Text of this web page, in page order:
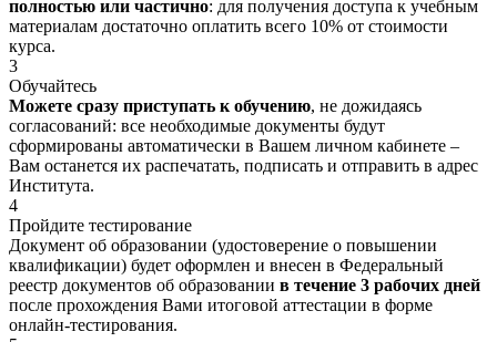
полностью или частично: для получения доступа к учебным
материалам достаточно оплатить всего 10% от стоимости
курса.
3
Обучайтесь
Можете сразу приступать к обучению, не дожидаясь
согласований: все необходимые документы будут
сформированы автоматически в Вашем личном кабинете –
Вам останется их распечатать, подписать и отправить в адрес
Института.
4
Пройдите тестирование
Документ об образовании (удостоверение о повышении
квалификации) будет оформлен и внесен в Федеральный
реестр документов об образовании в течение 3 рабочих дней
после прохождения Вами итоговой аттестации в форме
онлайн-тестирования.